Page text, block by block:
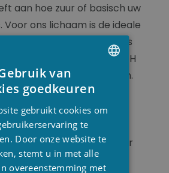
aan hoe zuur of basisch uw
ons lichaam is de ideale
mogelijk (7,0 - 7,4). In ons
zowel producten om de pH
als om die te laten dalen.
zwembadwater te
kunt u desinfecteren door
of zout.
ENGLISH
van
goedkeuren
gebruikt cookies om
te
Door onze website te
stemt u in met alle
overeenstemming met